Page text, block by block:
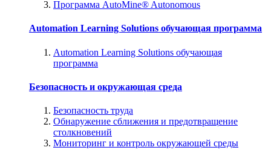
Программа AutoMine® Autonomous
Automation Learning Solutions обучающая программа
Automation Learning Solutions обучающая
программа
Безопасность и окружающая среда
Безопасность труда
Обнаружение сближения и предотвращение
столкновений
Мониторинг и контроль окружающей среды